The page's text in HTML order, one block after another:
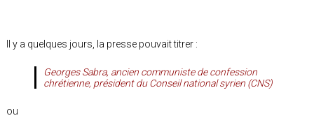
Il y a quelques jours, la presse pouvait titrer :
Georges Sabra, ancien communiste de confession
chrétienne, président du Conseil national syrien (CNS)
ou